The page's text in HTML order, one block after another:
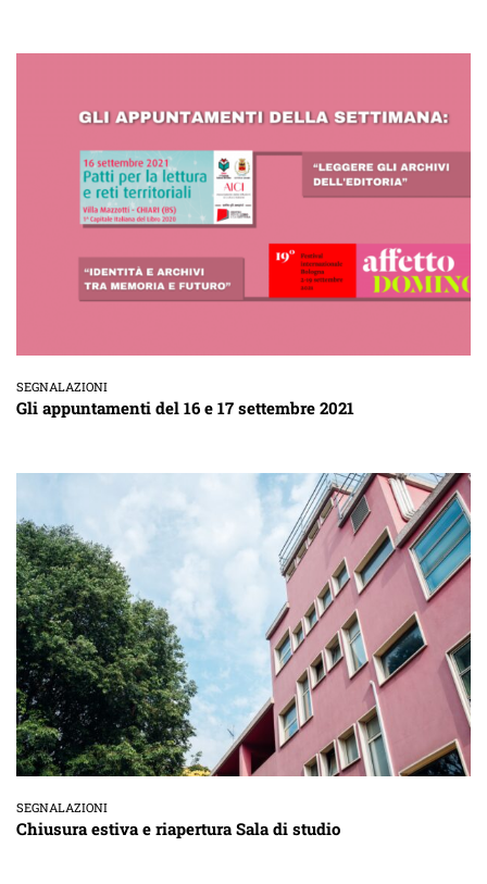
SEGNALAZIONI
Gli appuntamenti del 16 e 17 settembre 2021
SEGNALAZIONI
Chiusura estiva e riapertura Sala di studio